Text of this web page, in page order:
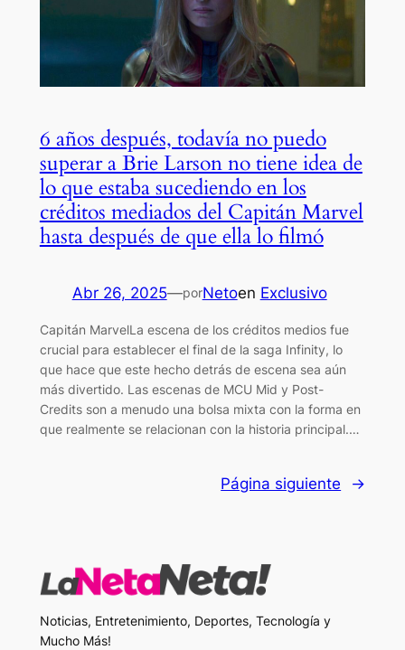
6 años después, todavía no puedo
superar a Brie Larson no tiene idea de
lo que estaba sucediendo en los
créditos mediados del Capitán Marvel
hasta después de que ella lo filmó
Abr 26, 2025—porNetoen Exclusivo
Capitán MarvelLa escena de los créditos medios fue
crucial para establecer el final de la saga Infinity, lo
que hace que este hecho detrás de escena sea aún
más divertido. Las escenas de MCU Mid y Post-
Credits son a menudo una bolsa mixta con la forma en
que realmente se relacionan con la historia principal.…
Página siguiente →
Noticias, Entretenimiento, Deportes, Tecnología y
Mucho Más!